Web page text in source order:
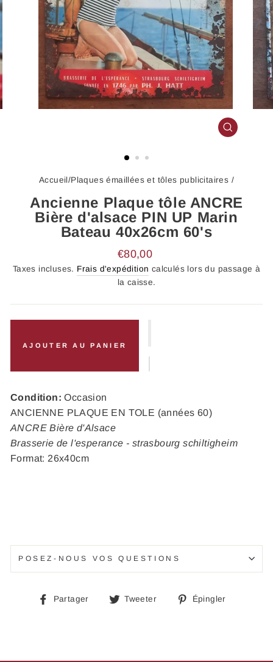
FERMER
Accueil/Plaques émaillées et tôles publicitaires /
Ancienne Plaque tôle ANCRE
Bière d'alsace PIN UP Marin
Bateau 40x26cm 60's
Prix
régulier
€80,00
Taxes incluses. Frais d'expédition calculés lors du passage à
la caisse.
AJOUTER AU PANIER
Condition: Occasion
ANCIENNE PLAQUE EN TOLE (années 60)
ANCRE Bière d'Alsace
Brasserie de l'esperance - strasbourg schiltigheim
Format: 26x40cm
POSEZ-NOUS VOS QUESTIONS
Partager
PartagerTweeter
TweeterÉpingler